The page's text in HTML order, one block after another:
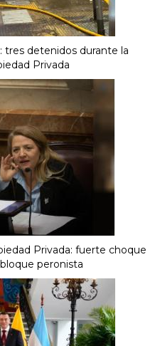
tres detenidos durante la
Privada
Privada: fuerte choque
peronista